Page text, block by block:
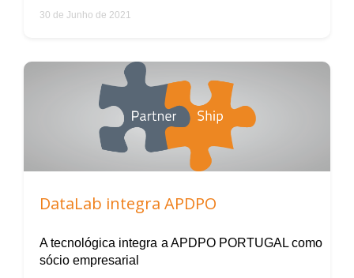
30 de Junho de 2021
DataLab integra APDPO
A tecnológica integra a APDPO PORTUGAL como
sócio empresarial